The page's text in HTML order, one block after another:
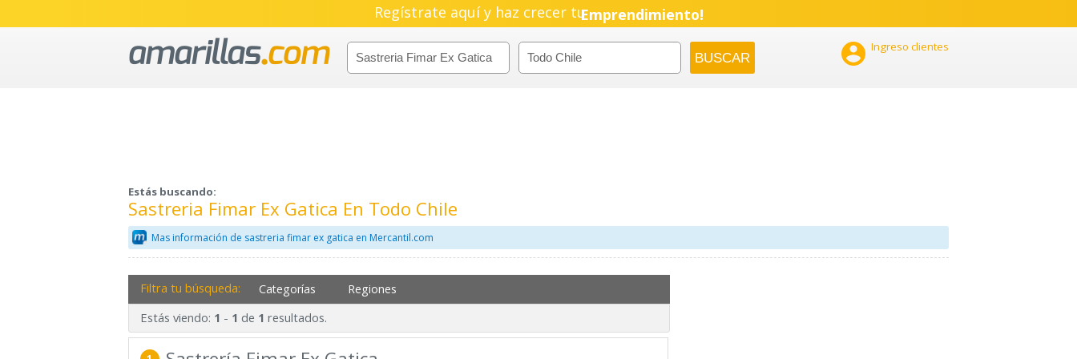
Regístrate aquí y haz crecer tuPyme!
Emprendimiento!
 Ingreso clientes
Estás buscando:
Sastreria Fimar Ex Gatica En Todo Chile
Mas información de sastreria fimar ex gatica en Mercantil.com
Filtra tu búsqueda: Categorías Regiones
Estás viendo: 1 - 1 de 1 resultados.